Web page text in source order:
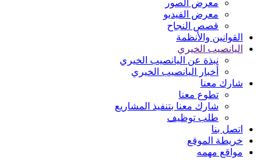
معرض الصور
معرض الفيديو
قصص النجاح
القوانين والأنظمة
اليانصيب الخيري
نبذة عن اليانصيب الخيري
أخبار اليانصيب الخيري
شارك معنا
تطوع معنا
شارك معنا بتنفيذ المشاريع
طلب توظيف
اتصل بنا
خريطة الموقع
مواقع مهمه